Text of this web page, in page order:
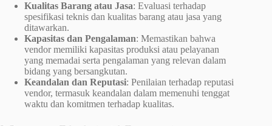
Kualitas Barang atau Jasa: Evaluasi terhadap
spesifikasi teknis dan kualitas barang atau jasa yang
ditawarkan.
Kapasitas dan Pengalaman: Memastikan bahwa
vendor memiliki kapasitas produksi atau pelayanan
yang memadai serta pengalaman yang relevan dalam
bidang yang bersangkutan.
Keandalan dan Reputasi: Penilaian terhadap reputasi
vendor, termasuk keandalan dalam memenuhi tenggat
waktu dan komitmen terhadap kualitas.